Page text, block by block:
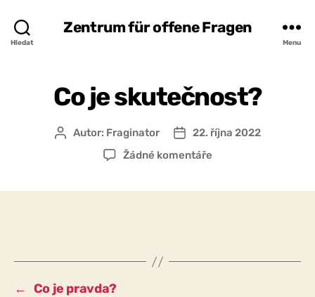
Hledat
Zentrum für offene Fragen
Menu
Co je skutečnost?
Autor
příspěvku
Autor: Fraginator
Datum
příspěvku
22. října 2022
Žádné komentářeu
← Co je pravda?